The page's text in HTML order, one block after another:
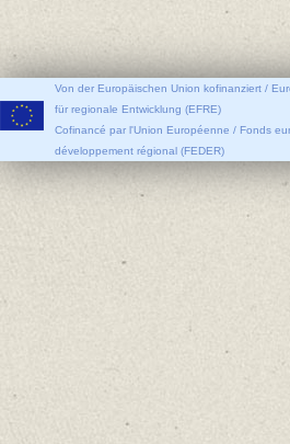
Von der Europäischen Union kofinanziert /
für regionale Entwicklung (EFRE)
Cofinancé par l'Union Européenne / Fonds
développement régional (FEDER)